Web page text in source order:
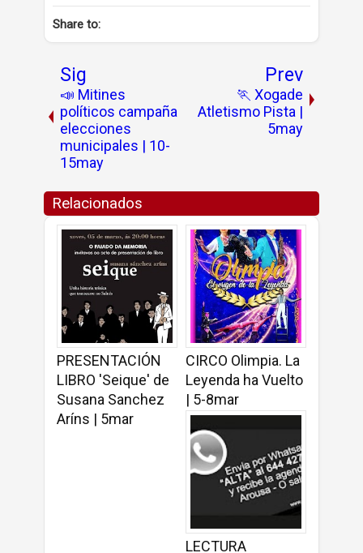
Share to:
Sig
📣 Mitines
políticos campaña
elecciones
municipales | 10-
15may
Prev
🏃 Xogade
Atletismo Pista |
5may
Relacionados
PRESENTACIÓN
LIBRO 'Seique' de
Susana Sanchez
Aríns | 5mar
CIRCO Olimpia. La
Leyenda ha Vuelto
| 5-8mar
LECTURA